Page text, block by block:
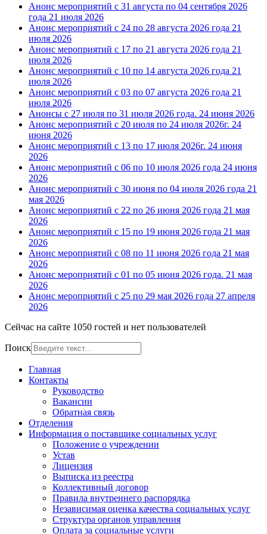
Анонс мероприятий с 31 августа по 04 сентября 2026
года 21 июля 2026
Анонс мероприятий с 24 по 28 августа 2026 года 21
июля 2026
Анонс мероприятий с 17 по 21 августа 2026 года 21
июля 2026
Анонс мероприятий с 10 по 14 августа 2026 года 21
июля 2026
Анонс мероприятий с 03 по 07 августа 2026 года 21
июля 2026
Анонсы с 27 июля по 31 июля 2026 года. 24 июня 2026
Анонс мероприятий с 20 июля по 24 июля 2026г. 24
июня 2026
Анонс мероприятий с 13 по 17 июля 2026г. 24 июня
2026
Анонс мероприятий с 06 по 10 июля 2026 года 24 июня
2026
Анонс мероприятий с 30 июня по 04 июля 2026 года 21
мая 2026
Анонс мероприятий с 22 по 26 июня 2026 года 21 мая
2026
Анонс мероприятий с 15 по 19 июня 2026 года 21 мая
2026
Анонс мероприятий с 08 по 11 июня 2026 года 21 мая
2026
Анонс мероприятий с 01 по 05 июня 2026 года. 21 мая
2026
Анонс мероприятий с 25 по 29 мая 2026 года 27 апреля
2026
Сейчас на сайте 1050 гостей и нет пользователей
Поиск
Главная
Контакты
Руководство
Вакансии
Обратная связь
Отделения
Информация о поставщике социальных услуг
Положение о учреждении
Устав
Лицензия
Выписка из реестра
Коллективный договор
Правила внутреннего распорядка
Независимая оценка качества социальных услуг
Структура органов управления
Оплата за социальные услуги